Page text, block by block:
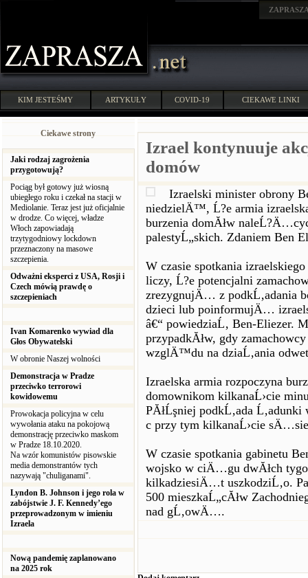
KIM JESTEŚMY ARTYKUŁY COVID-19 CIEKAWE LINKI
Ciekawe strony
Jaki rodzaj zagrożenia
przygotowują?
Pociąg był gotowy już wiosną
ubiegłego roku i czekał na stacji w
Mediolanie. Teraz jest już oficjalnie
w drodze. Co więcej, władze
Włoch zapowiadają
trzytygodniowy lockdown
przeznaczony na masowe
szczepienia.
Odważni eksperci z USA, Rosji i
Czech mówią prawdę o
szczepieniach
Ivan Komarenko wywiad dla
Głos Obywatelski
W obronie Naszej wolności
Demonstracja w Pradze
przeciwko terrorowi
kowidowemu
Prowokacja policyjna w celu
wywołania ataku na pokojową
demonstrację przeciwko maskom
w Pradze 18.10.2020.
Na wzór komunistów pisowskie
media demonstrantów tych
nazywają "chuliganami".
Lyndon B. Johnson i jego rola w
zabójstwie J. F. Kennedy’ego
przeprowadzonym w imieniu
Izraela
Nową pandemię zaplanowano
na 2025 rok
Izrael kontynuuje
domów
Izraelski minister obrony
niedzielÄ™, Ĺ?e armia
burzenia domĂłw
palestyĹ„skich. Zdaniem Ben
W czasie spotkania
liczy, Ĺ?e potencjalni
zrezygnujÄ… z podkĹ‚adania
dzieci lub poinformujÄ…
â€“ powiedziaĹ‚ Ben-Eliezer.
przypadkĂłw, gdy
wzglÄ™du na dziaĹ‚ania
Izraelska armia rozpoczyna
domownikom kilkanaĹ›cie
PĂłĹşniej podkĹ‚ada
c przy tym kilkanaĹ›cie
W czasie spotkania gabinetu
wojsko w ciÄ…gu dwĂłch
kilkadziesiÄ…t uszkodziĹ‚o.
500 mieszkaĹ„cĂłw
nad gĹ‚owÄ….